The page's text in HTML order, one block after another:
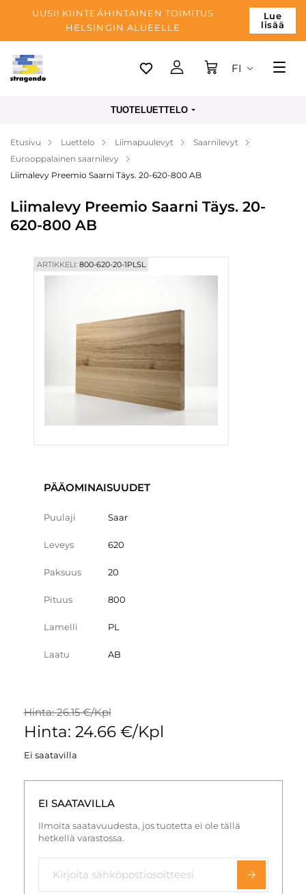
UUSI! KIINTEÄHINTAINEN TOIMITUS
HELSINGIN ALUEELLE
Lue
lisää
Tallinn
Maksu
Yrityksen
Blogi
Yhteystiedot
FI
TUOTELUETTELO
Etusivu Luettelo Liimapuulevyt
Saarnilevyt
Eurooppalainen saarnilevy
Liimalevy Preemio Saarni Täys. 20-620-800 AB
Liimalevy Preemio Saarni Täys. 20-
620-800 AB
ARTIKKELI:800-620-20-1PLSL
PÄÄOMINAISUUDET
Puulaji Saar
Leveys 620
Paksuus 20
Pituus 800
Lamelli PL
Laatu AB
Hinta: 26.15 €/Kpl
Hinta: 24.66 €/Kpl
Ei saatavilla
EI SAATAVILLA
Ilmoita saatavuudesta, jos tuotetta ei ole tällä
hetkellä varastossa.